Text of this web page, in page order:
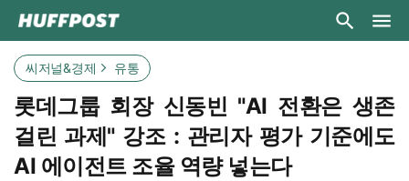
씨저널&경제 유통
롯데그룹 회장 신동빈 "AI 전환은 생존
걸린 과제" 강조 : 관리자 평가 기준에도
AI 에이전트 조율 역량 넣는다